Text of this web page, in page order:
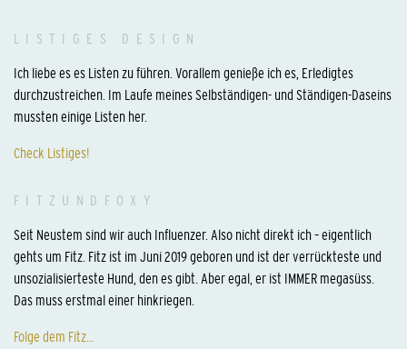
LISTIGES DESIGN
Ich liebe es es Listen zu führen. Vorallem genieße ich es, Erledigtes
durchzustreichen. Im Laufe meines Selbständigen- und Ständigen-Daseins
mussten einige Listen her.
Check Listiges!
FITZUNDFOXY
Seit Neustem sind wir auch Influenzer. Also nicht direkt ich – eigentlich
gehts um Fitz. Fitz ist im Juni 2019 geboren und ist der verrückteste und
unsozialisierteste Hund, den es gibt. Aber egal, er ist IMMER megasüss.
Das muss erstmal einer hinkriegen.
Folge dem Fitz…